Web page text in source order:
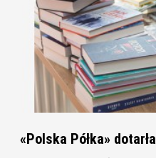
«Polska Półka»